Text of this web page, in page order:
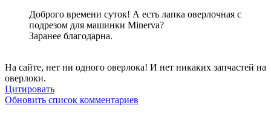
Доброго времени суток! А есть лапка оверлочная с
подрезом для машинки Minerva?
Заранее благодарна.
На сайте, нет ни одного оверлока! И нет никаких запчастей на
оверлоки.
Цитировать
Обновить список комментариев